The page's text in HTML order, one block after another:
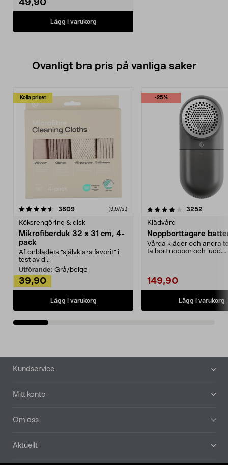
49,90
Lägg i varukorg
Ovanligt bra pris på vanliga saker
Kolla priset
3809recensioner (9,97/st)
Köksrengöring & disk
Mikrofiberduk 32 x 31 cm, 4-
pack
Aftonbladets "självklara favorit” i
test av d...
Utförande: Grå/beige
39,90
Lägg i varukorg
-25%
4.0av 5 stjärnor 3252
Klädvård
Noppborttagare
Vårda kläder och andra
ta bort noppor och ludd.
149,90
Lägg i varukorg
4.5av 5 stjärnor
Sidfot
Kundservice
Mitt konto
Om oss
Aktuellt